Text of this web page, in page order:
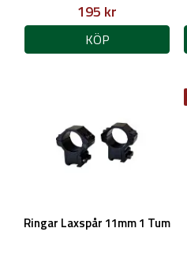
195 kr
KÖP
Ringar Laxspår 11mm 1 Tum